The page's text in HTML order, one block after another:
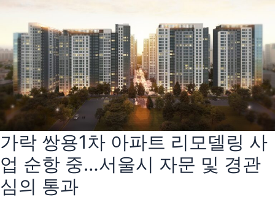
가락 쌍용1차 아파트 리모델링 사
업 순항 중…서울시 자문 및 경관
심의 통과